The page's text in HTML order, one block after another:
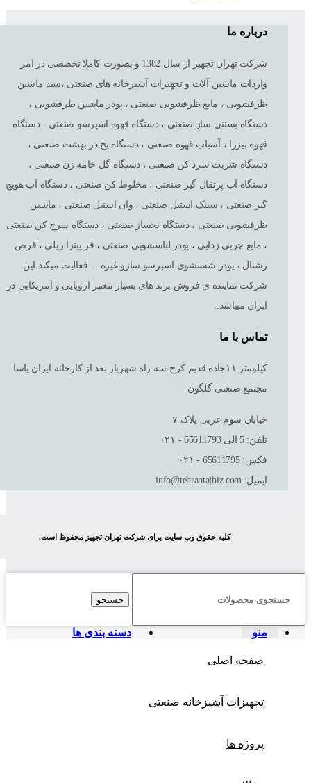
درباره ما
شرکت تهران تجهیز از سال 1382 و بصورت کاملا تخصصی در امر
واردات ماشین آلات و تجهبزات آشپزخانه های صنعتی ،سبد ماشین
ظرفشویی ، مایع ظرفشویی صنعتی ، پودر ماشین ظرفشویی ،
دستگاه بستنی ساز صنعتی ، دستگاه قهوه اسپرسو صنعتی ، دستگاه
قهوه بیزرا ، آسیاب قهوه صنعتی ، دستگاه یخ در بهشت صنعتی ،
دستگاه شربت سرد کن صنعتی ، دستگاه گل خامه زن صنعتی ،
دستگاه آب پرتقال گیر صنعتی ، مخلوط کن صنعتی ، دستگاه آب هویج
گیر صنعتی ، سینک استیل صنعتی ، وان استیل صنعتی ، ماشین
ظرفشویی صنعتی ، دستگاه یخساز صنعتی ، دستگاه سرخ کن صنعتی
، مایع چربی زدایی ، پودر لباسشویی صنعتی ، فر پیتزا ریلی ، قرص
رشنال ، پودر شستشوی اسپرسو سازو غیره ... فعالیت میکند.این
شرکت نماینده ی فروش برند های بسیار معتبر اروپایی و آمریکایی در
ایران میباشد..
تماس با ما
کیلومتر ١١جاده قدیم کرج سه راه شهریار بعد از کارخانه ایران یاسا
مجتمع صنعتی گلگون
خیابان سوم غربی پلاک ٧
تلفن: 5 الی 65611793 - ۰۲۱
فکس: 65611795 - ۰۲۱
ایمیل: info@tehrantajhiz.com
کلیه حقوق وب سایت برای شرکت تهران تجهیز محفوظ است.
جستجو
منو دسته بندی ها
صفحه اصلی
تجهیزات آشپزخانه صنعتی
پروژه ها